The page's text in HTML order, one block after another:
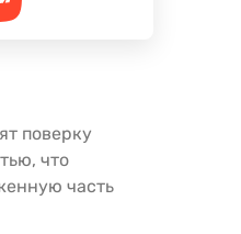
поверку
что
часть